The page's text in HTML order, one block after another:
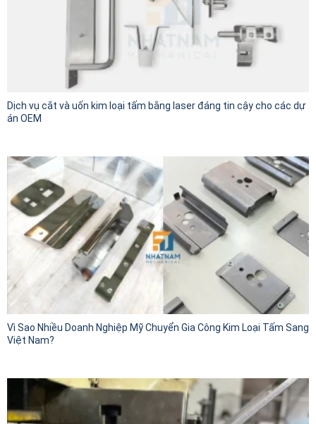
Dịch vụ cắt và uốn kim loại tấm bằng laser đáng tin cậy cho các dự
án OEM
Vì Sao Nhiều Doanh Nghiệp Mỹ Chuyển Gia Công Kim Loại Tấm Sang
Việt Nam?